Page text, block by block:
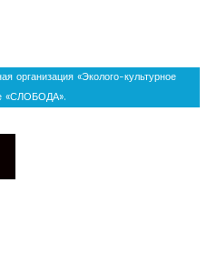
организация «Эколого-культурное
«СЛОБОДА».